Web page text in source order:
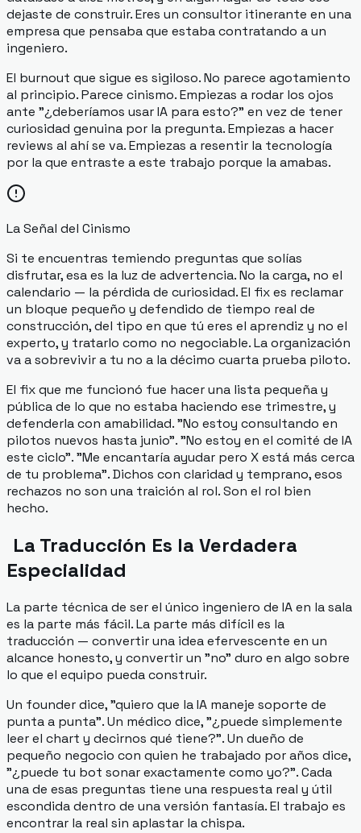
dejaste de construir. Eres un consultor itinerante en una
empresa que pensaba que estaba contratando a un
ingeniero.
El burnout que sigue es sigiloso. No parece agotamiento
al principio. Parece cinismo. Empiezas a rodar los ojos
ante "¿deberíamos usar IA para esto?" en vez de tener
curiosidad genuina por la pregunta. Empiezas a hacer
reviews al ahí se va. Empiezas a resentir la tecnología
por la que entraste a este trabajo porque la amabas.
La Señal del Cinismo
Si te encuentras temiendo preguntas que solías
disfrutar, esa es la luz de advertencia. No la carga, no el
calendario — la pérdida de curiosidad. El fix es reclamar
un bloque pequeño y defendido de tiempo real de
construcción, del tipo en que tú eres el aprendiz y no el
experto, y tratarlo como no negociable. La organización
va a sobrevivir a tu no a la décimo cuarta prueba piloto.
El fix que me funcionó fue hacer una lista pequeña y
pública de lo que no estaba haciendo ese trimestre, y
defenderla con amabilidad. "No estoy consultando en
pilotos nuevos hasta junio". "No estoy en el comité de IA
este ciclo". "Me encantaría ayudar pero X está más cerca
de tu problema". Dichos con claridad y temprano, esos
rechazos no son una traición al rol. Son el rol bien
hecho.
La Traducción Es la Verdadera
Especialidad
La parte técnica de ser el único ingeniero de IA en la sala
es la parte más fácil. La parte más difícil es la
traducción — convertir una idea efervescente en un
alcance honesto, y convertir un "no" duro en algo sobre
lo que el equipo pueda construir.
Un founder dice, "quiero que la IA maneje soporte de
punta a punta". Un médico dice, "¿puede simplemente
leer el chart y decirnos qué tiene?". Un dueño de
pequeño negocio con quien he trabajado por años dice,
"¿puede tu bot sonar exactamente como yo?". Cada
una de esas preguntas tiene una respuesta real y útil
escondida dentro de una versión fantasía. El trabajo es
encontrar la real sin aplastar la chispa.